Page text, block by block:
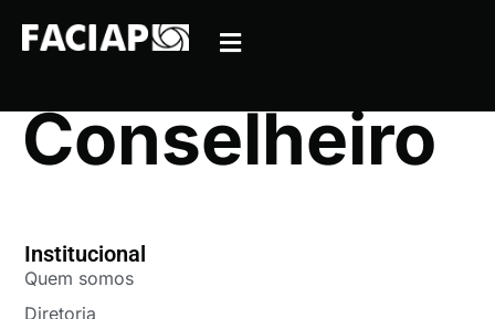
Conselheiro
Institucional
Quem somos
Diretoria